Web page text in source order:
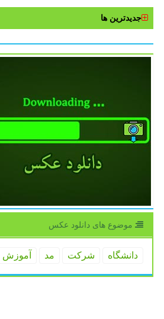
جدیدترین ها
موضوع های دانلود عكس
دانشگاه شركت مد آموزش